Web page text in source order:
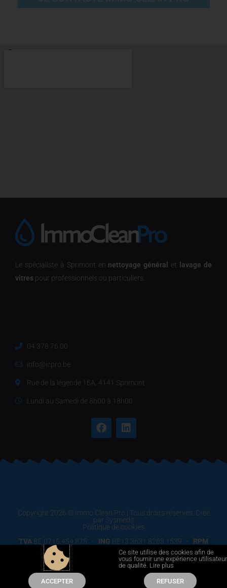
Le spécialiste à Sprimont en nettoyage général et
lavage de
vitres pour professionnels ou particuliers.
04 378 76 00
info@icpro.be
Rue de la légende 16A, 4141 Sprimont
Lundi au Samedi de 8h00 à 18h00
Copyright 2026 © Immo Clean Pro | Tous droits réservés. Créé
par Sysmedit
Politique de cookies
TVA BE 0715.454.875 - ING BE13 3631 8263 1539 -
RPM
-AG Assurances N° 03/97.266.227/000 -
Condtions
générales de venteCe site utilise des cookies afin de
vous fournir une expérience utilisateur
de qualité. Lire plus
ACCEPTER REFUSER